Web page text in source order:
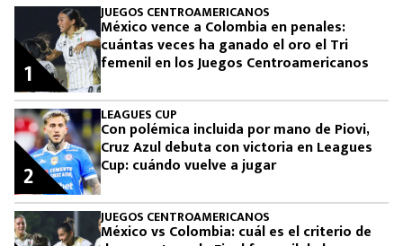
JUEGOS CENTROAMERICANOS
México vence a Colombia en penales:
cuántas veces ha ganado el oro el Tri
femenil en los Juegos Centroamericanos
1
LEAGUES CUP
Con polémica incluida por mano de Piovi,
Cruz Azul debuta con victoria en Leagues
Cup: cuándo vuelve a jugar
2
JUEGOS CENTROAMERICANOS
México vs Colombia: cuál es el criterio de